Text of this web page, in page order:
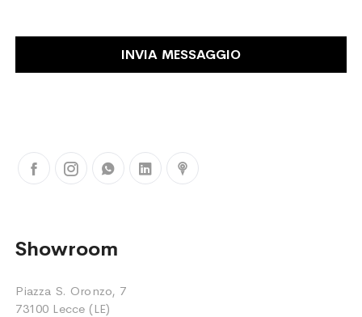
INVIA MESSAGGIO
Showroom
Piazza S. Oronzo, 7
73100 Lecce (LE)